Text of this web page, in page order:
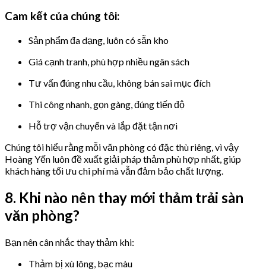
Cam kết của chúng tôi:
Sản phẩm đa dạng, luôn có sẵn kho
Giá cạnh tranh, phù hợp nhiều ngân sách
Tư vấn đúng nhu cầu, không bán sai mục đích
Thi công nhanh, gọn gàng, đúng tiến độ
Hỗ trợ vận chuyển và lắp đặt tận nơi
Chúng tôi hiểu rằng mỗi văn phòng có đặc thù riêng, vì vậy
Hoàng Yến luôn đề xuất giải pháp thảm phù hợp nhất, giúp
khách hàng tối ưu chi phí mà vẫn đảm bảo chất lượng.
8. Khi nào nên thay mới thảm trải sàn
văn phòng?
Bạn nên cân nhắc thay thảm khi:
Thảm bị xù lông, bạc màu